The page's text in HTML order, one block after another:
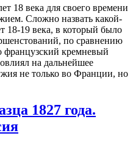
18 века для своего времени
Сложно назвать какой-
18-19 века, в который было
по сравнению
кремневый
на дальнейшее
не только во Франции, но
1827 года.